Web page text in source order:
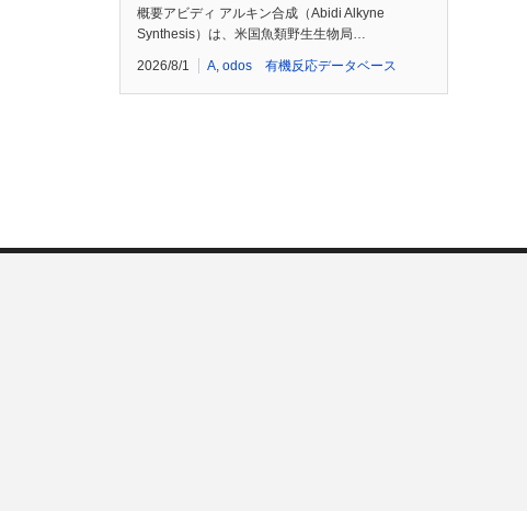
概要アビディ アルキン合成（Abidi Alkyne
Synthesis）は、米国魚類野生生物局…
2026/8/1 A, odos 有機反応データベース